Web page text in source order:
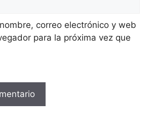
correo electrónico y web
para la próxima vez que